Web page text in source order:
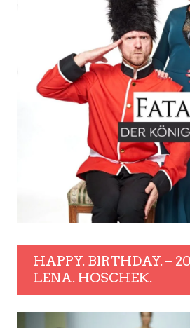
HAPPY. BIRTHDAY. –
LENA. HOSCHEK.